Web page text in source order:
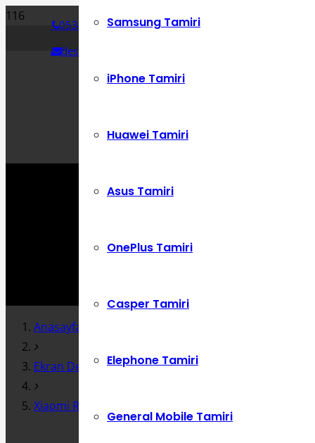
0534 392 72 86
destek@cepustam.com
Samsung Tamiri
iPhone Tamiri
Huawei Tamiri
Asus Tamiri
OnePlus Tamiri
Casper Tamiri
Elephone Tamiri
General Mobile Tamiri
Anasayfa
Ekran Değişimi
Xiaomi Redmi Note 7S Arka Kasa Kapak Değişimi